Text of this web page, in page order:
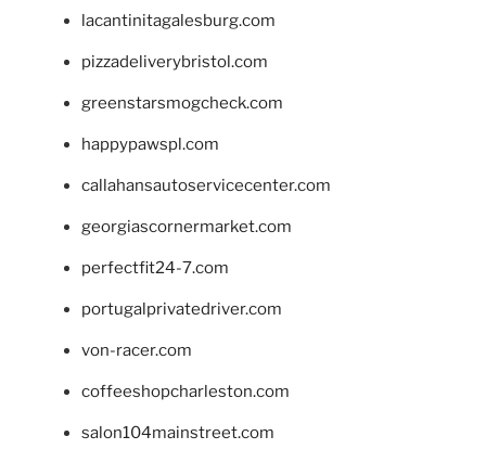
lacantinitagalesburg.com
pizzadeliverybristol.com
greenstarsmogcheck.com
happypawspl.com
callahansautoservicecenter.com
georgiascornermarket.com
perfectfit24-7.com
portugalprivatedriver.com
von-racer.com
coffeeshopcharleston.com
salon104mainstreet.com